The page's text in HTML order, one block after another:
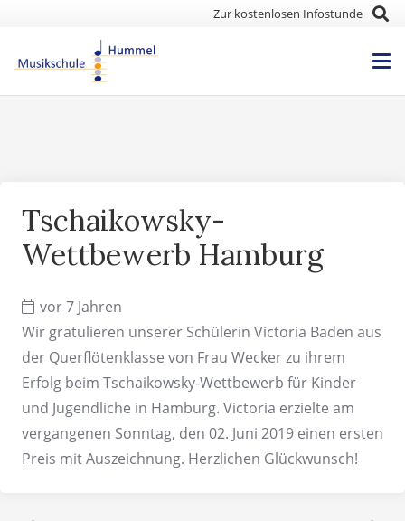
Zur kostenlosen Infostunde
Tschaikowsky-
Wettbewerb Hamburg
vor 7 Jahren
Wir gratulieren unserer Schülerin Victoria Baden aus
der Querflötenklasse von Frau Wecker zu ihrem
Erfolg beim Tschaikowsky-Wettbewerb für Kinder
und Jugendliche in Hamburg. Victoria erzielte am
vergangenen Sonntag, den 02. Juni 2019 einen ersten
Preis mit Auszeichnung. Herzlichen Glückwunsch!